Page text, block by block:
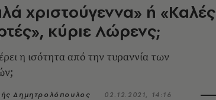
χριστούγεννα» ή «Καλές
κύριε Λώρενς;
η ισότητα από την τυραννία των
Δημητρολόπουλος 02.12.2021, 14:16